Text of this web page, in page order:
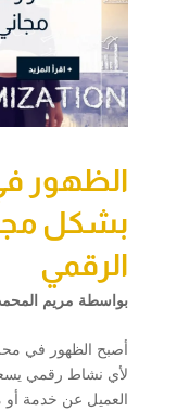
الظهور
بشكل
الرقمي
بواسطة مريم
أصبح الظهور في
لأي نشاط رقمي
العميل عن خدمة أو